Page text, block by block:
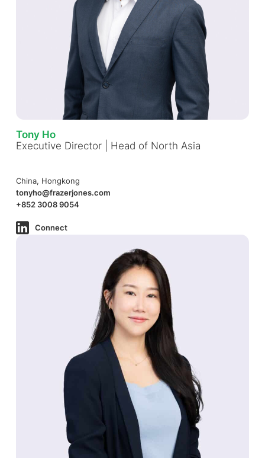
Tony Ho
Executive Director | Head of North Asia
China, Hongkong
tonyho@frazerjones.com
+852 3008 9054
Connect